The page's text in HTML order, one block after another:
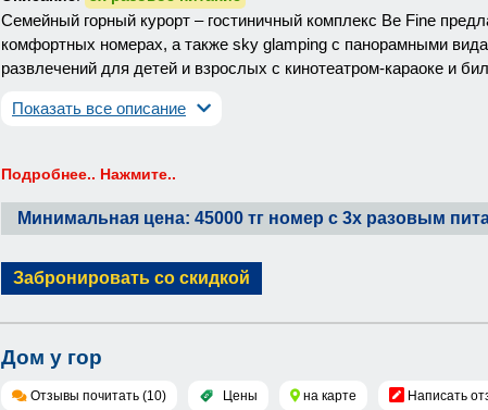
Семейный горный курорт – гостиничный комплекс Be Fine
комфортных номерах, а также sky glamping с панорамными
развлечений для детей и взрослых с кинотеатром-караоке и
Показать все описание
Подробнее.. Нажмите..
Минимальная цена: 45000 тг номер с 3х разовым
Забронировать со скидкой
Дом у гор
Отзывы почитать (10) Цены на карте Написать